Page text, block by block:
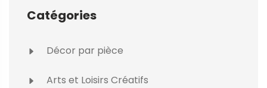
Catégories
Décor par pièce
Arts et Loisirs Créatifs